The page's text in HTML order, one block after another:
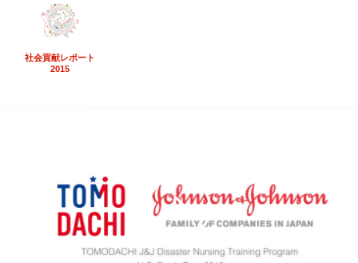
社会貢献レポート
2015